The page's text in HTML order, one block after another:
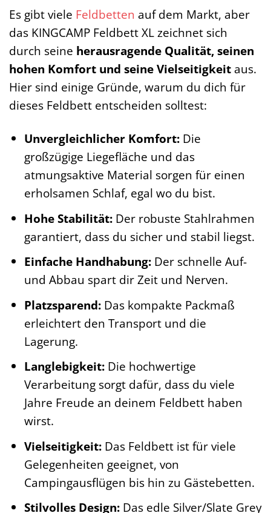
Es gibt viele Feldbetten auf dem Markt, aber
das KINGCAMP Feldbett XL zeichnet sich
durch seine herausragende Qualität, seinen
hohen Komfort und seine Vielseitigkeit aus.
Hier sind einige Gründe, warum du dich für
dieses Feldbett entscheiden solltest:
Unvergleichlicher Komfort:Die
großzügige Liegefläche und das
atmungsaktive Material sorgen für einen
erholsamen Schlaf, egal wo du bist.
Hohe Stabilität:Der robuste Stahlrahmen
garantiert, dass du sicher und stabil liegst.
Einfache Handhabung:Der schnelle Auf-
und Abbau spart dir Zeit und Nerven.
Platzsparend:Das kompakte Packmaß
erleichtert den Transport und die
Lagerung.
Langlebigkeit:Die hochwertige
Verarbeitung sorgt dafür, dass du viele
Jahre Freude an deinem Feldbett haben
wirst.
Vielseitigkeit:Das Feldbett ist für viele
Gelegenheiten geeignet, von
Campingausflügen bis hin zu Gästebetten.
Stilvolles Design:Das edle Silver/Slate Grey